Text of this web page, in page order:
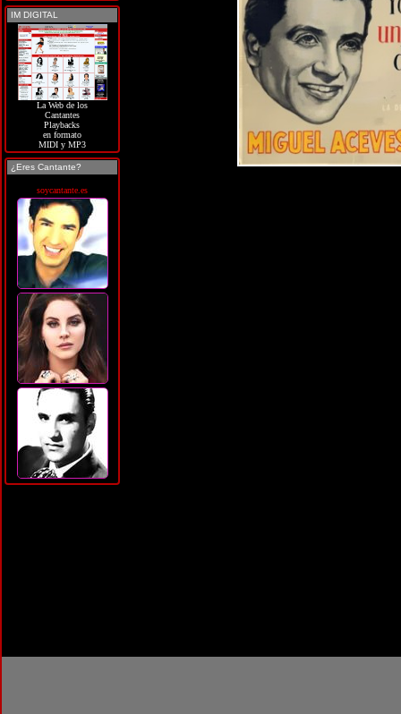
IM DIGITAL
La Web de los
Cantantes
Playbacks
en formato
MIDI y MP3
¿Eres Cantante?
soycantante.es